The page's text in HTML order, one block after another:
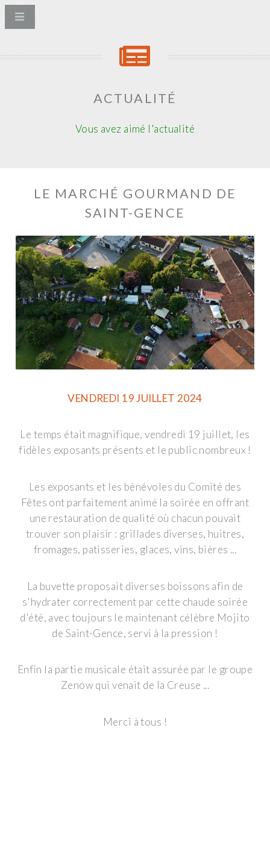
ACTUALITÉ
Vous avez aimé l'actualité
LE MARCHÉ GOURMAND DE
SAINT-GENCE
VENDREDI 19 JUILLET 2024
Le temps était magnifique, vendredi 19 juillet, les
fidèles exposants présents et le public nombreux !
Les exposants et les bénévoles du Comité des
Fêtes ont parfaitement animé la soirée en offrant
une restauration de qualité où chacun pouvait
trouver son plaisir : grillades diverses, huitres,
fromages, patisseries, glaces, vins, bières ...
La buvette proposait diverses boissons afin de
s'hydrater correctement par cette chaude soirée
d'été, avec toujours le maintenant célèbre Mojito
de Saint-Gence, servi à la pression !
Enfin la partie musicale était assurée par le groupe
Zenow qui venait de la Creuse ...
Merci à tous !